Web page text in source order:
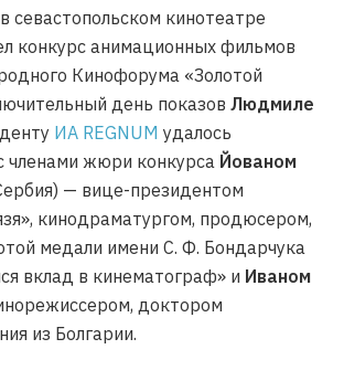
севастопольском кинотеатре
конкурс анимационных фильмов
Кинофорума «Золотой
день показов Людмиле
ИА REGNUM удалось
членами жюри конкурса Йованом
— вице-президентом
кинодраматургом, продюсером,
медали имени С. Ф. Бондарчука
вклад в кинематограф» и Иваном
доктором
из Болгарии.